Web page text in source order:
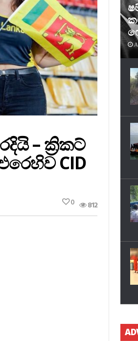
– ක්‍රිකට්
CID
812
0